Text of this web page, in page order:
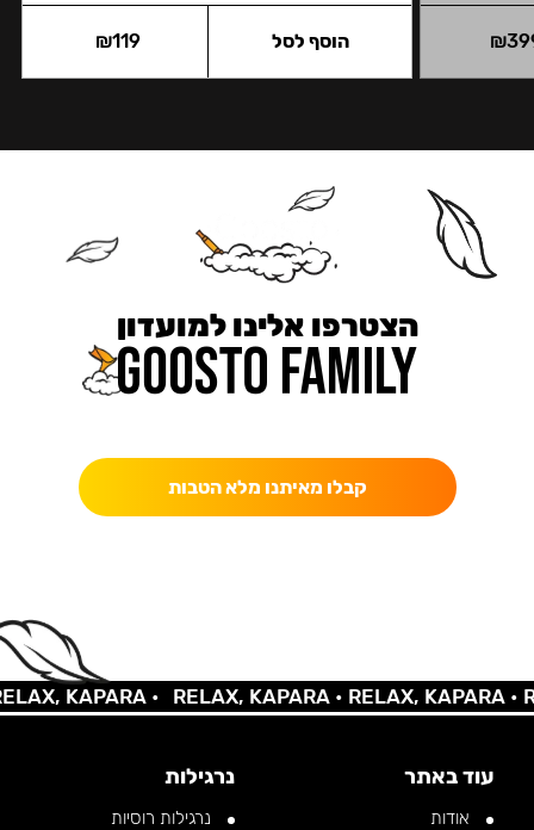
₪
₪119 הוסף לסל
הצטרפו אלינו למועדון
קבלו מאיתנו מלא הטבות
KAPARA • RELAX, KAPARA •RELAX, KAPARA •
עוד באתר
אודות
נרגילות
נרגילות רוסיות